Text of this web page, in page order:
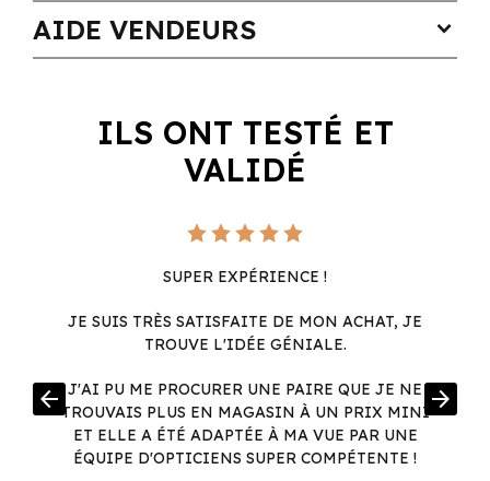
AIDE VENDEURS expand_more
ILS ONT TESTÉ ET
VALIDÉ
SUPER EXPÉRIENCE !
JE SUIS TRÈS SATISFAITE DE MON ACHAT, JE
TROUVE L'IDÉE GÉNIALE.
J'AI PU ME PROCURER UNE PAIRE QUE JE NE
TROUVAIS PLUS EN MAGASIN À UN PRIX MINI
ET ELLE A ÉTÉ ADAPTÉE À MA VUE PAR UNE
ÉQUIPE D'OPTICIENS SUPER COMPÉTENTE !
arrow_back arrow_forward